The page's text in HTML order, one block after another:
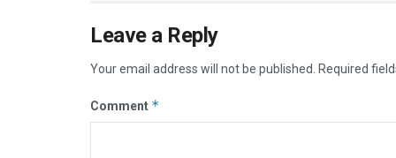
Leave a Reply
Your email address will not be published. Required
Comment *